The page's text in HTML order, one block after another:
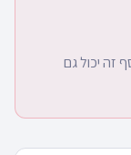
זה יכול גם